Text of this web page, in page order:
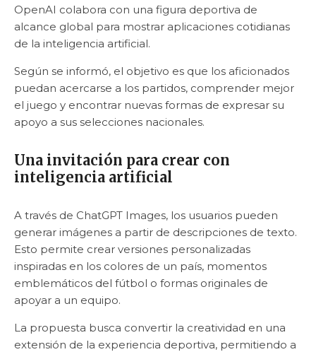
OpenAI colabora con una figura deportiva de
alcance global para mostrar aplicaciones cotidianas
de la inteligencia artificial.
Según se informó, el objetivo es que los aficionados
puedan acercarse a los partidos, comprender mejor
el juego y encontrar nuevas formas de expresar su
apoyo a sus selecciones nacionales.
Una invitación para crear con
inteligencia artificial
A través de ChatGPT Images, los usuarios pueden
generar imágenes a partir de descripciones de texto.
Esto permite crear versiones personalizadas
inspiradas en los colores de un país, momentos
emblemáticos del fútbol o formas originales de
apoyar a un equipo.
La propuesta busca convertir la creatividad en una
extensión de la experiencia deportiva, permitiendo a